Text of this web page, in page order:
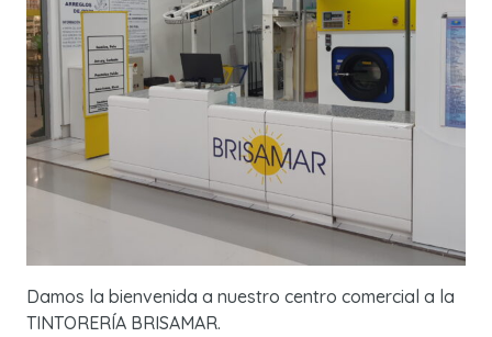
Damos la bienvenida a nuestro centro comercial a la
TINTORERÍA BRISAMAR.